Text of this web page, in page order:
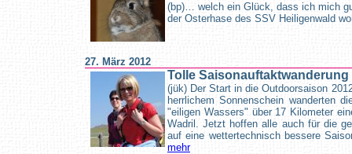
(bp)… welch ein Glück, dass ich mich
der Osterhase des SSV Heiligenwald
27. März 2012
Tolle
(jük) Der Start in die Outdoorsaison
herrlichem Sonnenschein wanderten
"eiligen Wassers" über 17 Kilometer
Wadril. Jetzt hoffen alle auch für die
auf eine wettertechnisch bessere
mehr